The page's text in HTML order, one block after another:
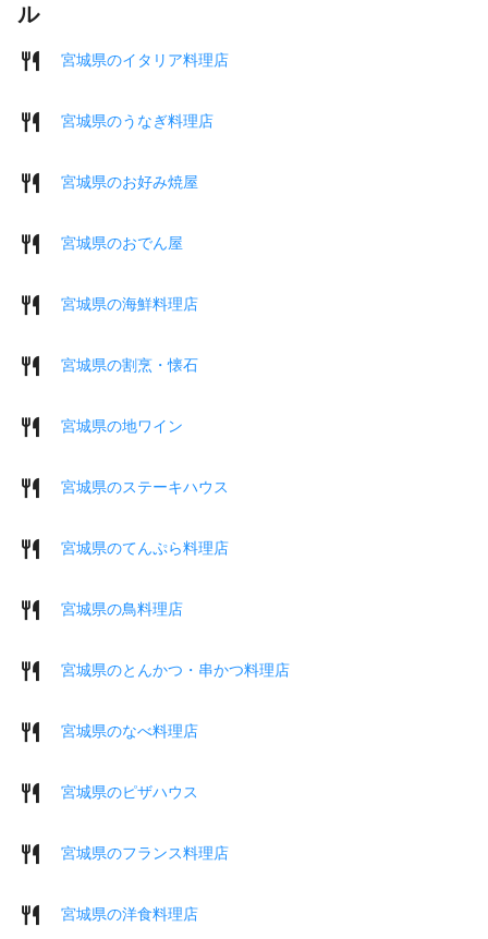
ル
宮城県のイタリア料理店
宮城県のうなぎ料理店
宮城県のお好み焼屋
宮城県のおでん屋
宮城県の海鮮料理店
宮城県の割烹・懐石
宮城県の地ワイン
宮城県のステーキハウス
宮城県のてんぷら料理店
宮城県の鳥料理店
宮城県のとんかつ・串かつ料理店
宮城県のなべ料理店
宮城県のピザハウス
宮城県のフランス料理店
宮城県の洋食料理店